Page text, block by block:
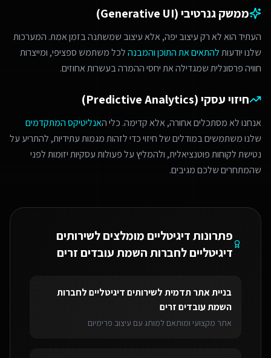
ממשק גנרטיבי (Generative UI)
העתיד הוא לא רק עיצוב יפה, אלא עיצוב שמשתנה בזמן אמת. המערכות
שלנו יודעותלהתאים את התוכן והמבנהלכל משתמש ספציפי, ומייצרות
חוויה פרסונלית שמגדילה את יחסי ההמרה בעשרות אחוזים.
חיזוי עסקי (Predictive Analytics)
אנחנו לא מסתכלים אחורה, אלא קדימה. כלי האנליטיקס המתקדמים
שלנו משתמשים במודלים של חיזוי כדי לזהות מגמות עתידיות, להתריע על
נטישת לקוחות פוטנציאלית, ולהמליץ על פעולות עסקיות יזומות לפני
שהמתחרים שלכם מגיבים.
פתרונות דיגיטליים מומלצים לשירותים
דיגיטליים לחברות השמת עובדים זרים
בניית אתר תדמיתלשירותים דיגיטליים לחברות
השמת עובדים זרים
אתר מקצועי ומותאם למותג עם עיצוב פרימיום